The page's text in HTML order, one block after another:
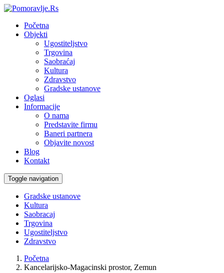
Početna
Objekti
Ugostiteljstvo
Trgovina
Saobraćaj
Kultura
Zdravstvo
Gradske ustanove
Oglasi
Informacije
O nama
Predstavite firmu
Baneri partnera
Objavite novost
Blog
Kontakt
Toggle navigation
Gradske ustanove
Kultura
Saobracaj
Trgovina
Ugostiteljstvo
Zdravstvo
Početna
Kancelarijsko-Magacinski prostor, Zemun